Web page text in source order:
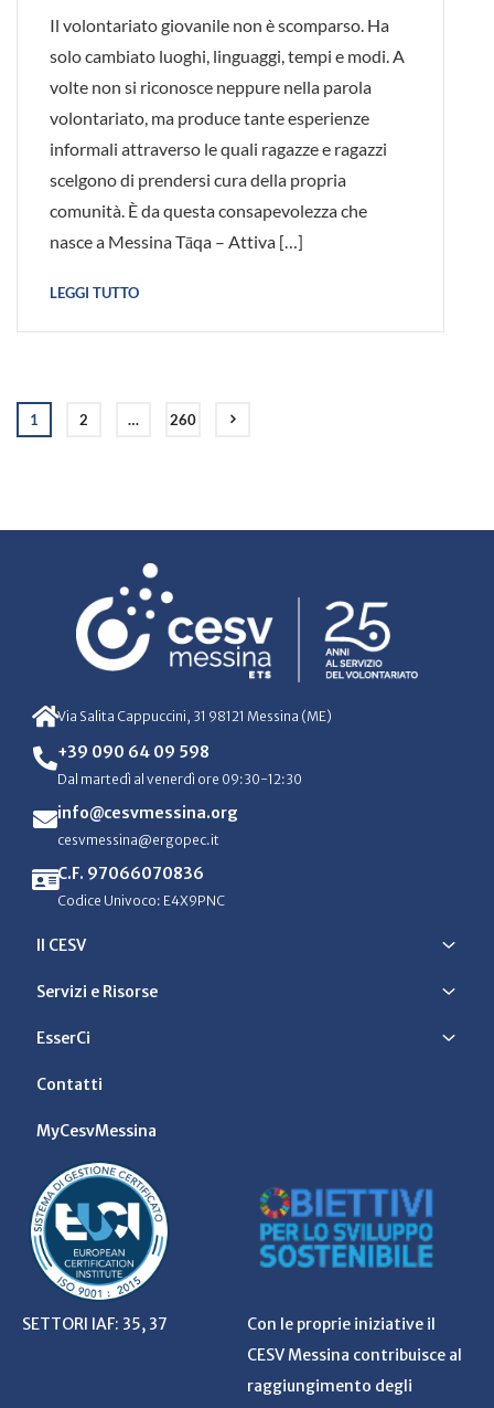
Il volontariato giovanile non è scomparso. Ha
solo cambiato luoghi, linguaggi, tempi e modi. A
volte non si riconosce neppure nella parola
volontariato, ma produce tante esperienze
informali attraverso le quali ragazze e ragazzi
scelgono di prendersi cura della propria
comunità. È da questa consapevolezza che
nasce a Messina Tāqa – Attiva […]
LEGGI TUTTO
1 2 … 260
Via Salita Cappuccini, 31 98121 Messina (ME)
+39 090 64 09 598
Dal martedì al venerdì ore 09:30-12:30
info@cesvmessina.org
cesvmessina@ergopec.it
C.F. 97066070836
Codice Univoco: E4X9PNC
Il CESV
Servizi e Risorse
EsserCi
Contatti
MyCesvMessina
SETTORI IAF: 35, 37
Con le proprie iniziative il
CESV Messina contribuisce al
raggiungimento degli